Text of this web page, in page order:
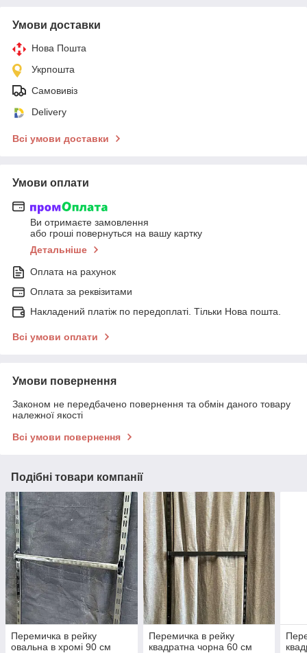
Умови доставки
Нова Пошта
Укрпошта
Самовивіз
Delivery
Всі умови доставки
Умови оплати
Ви отримаєте замовлення
або гроші повернуться на вашу картку
Детальніше
Оплата на рахунок
Оплата за реквізитами
Накладений платіж по передоплаті. Тільки Нова пошта.
Всі умови оплати
Умови повернення
Законом не передбачено повернення та обмін даного товару
належної якості
Всі умови повернення
Подібні товари компанії
Перемичка в рейку
овальна в хромі 90 см
Перемичка в рейку
квадратна чорна 60 см